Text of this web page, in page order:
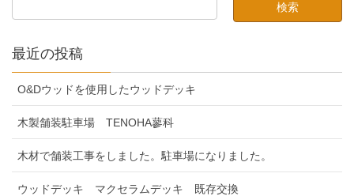
最近の投稿
O&Dウッドを使用したウッドデッキ
木製舗装駐車場 TENOHA蓼科
木材で舗装工事をしました。駐車場になりました。
ウッドデッキ マクセラムデッキ 既存交換